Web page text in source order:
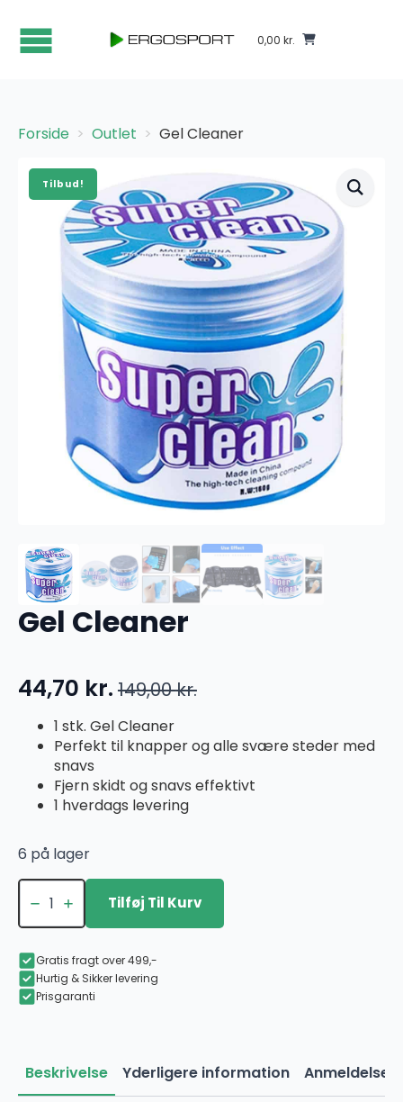
0,00 kr.
Forside Outlet Gel Cleaner
Tilbud!
Gel Cleaner
149,00kr.
Den
oprindelige
pris
var:
149,00 kr..
44,70 kr.
Den
aktuelle
pris
er:
44,70 kr..
1 stk. Gel Cleaner
Perfekt til knapper og alle svære steder med
snavs
Fjern skidt og snavs effektivt
1 hverdags levering
6 på lager
Gel
Cleaner
antal
Tilføj Til Kurv
Gratis fragt over 499,-
Hurtig & Sikker levering
Prisgaranti
Beskrivelse Yderligere information Anmeldelser